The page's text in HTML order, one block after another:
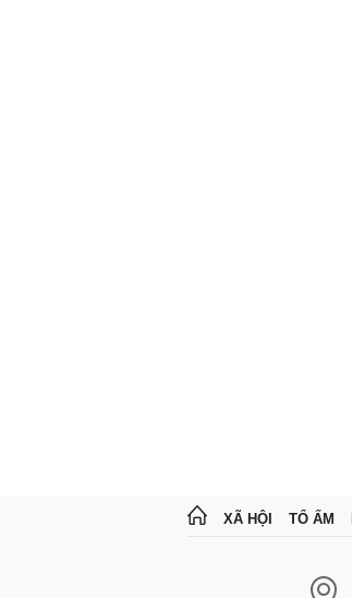
XÃ HỘI TỔ ẤM